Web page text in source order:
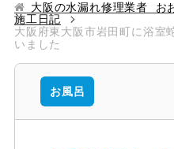
大阪の水漏れ修理業者 お
施工日記
大阪府東大阪市岩田町に浴室
いました
お風呂